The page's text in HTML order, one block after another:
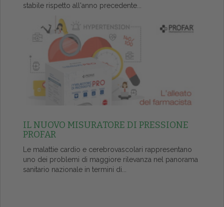
stabile rispetto all'anno precedente...
IL NUOVO MISURATORE DI PRESSIONE
PROFAR
Le malattie cardio e cerebrovascolari rappresentano
uno dei problemi di maggiore rilevanza nel panorama
sanitario nazionale in termini di...